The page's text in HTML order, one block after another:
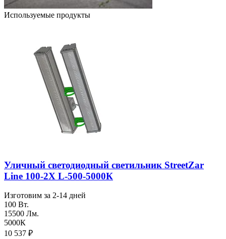
Используемые продукты
Уличный светодиодный светильник StreetZar
Line 100-2Х L-500-5000К
Изготовим за 2-14 дней
100 Вт.
15500 Лм.
5000К
10 537 ₽